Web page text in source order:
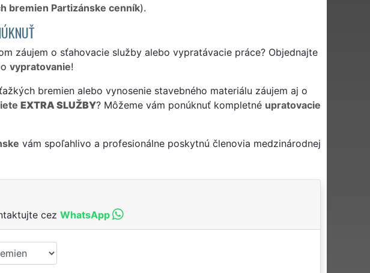
bremien Partizánske cenník).
záujem o sťahovacie služby alebo vypratávacie práce? Objednajte
vypratovanie!
bremien alebo vynosenie stavebného materiálu záujem aj o
EXTRA SLUŽBY? Môžeme vám ponúknuť kompletné upratovacie
vám spoľahlivo a profesionálne poskytnú členovia medzinárodnej
cez WhatsApp